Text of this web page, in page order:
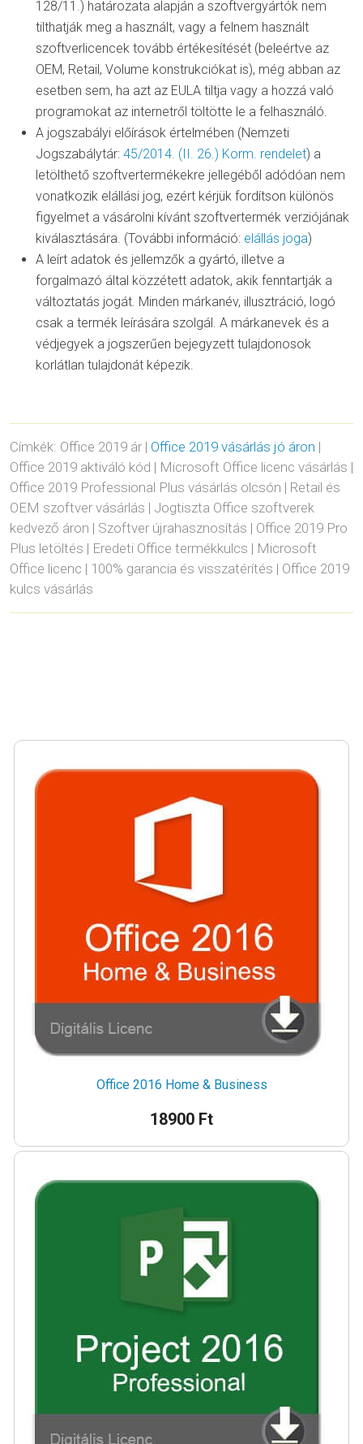
128/11.) határozata alapján a szoftvergyártók nem
tilthatják meg a használt, vagy a felnem használt
szoftverlicencek tovább értékesítését (beleértve az
OEM, Retail, Volume konstrukciókat is), még abban az
esetben sem, ha azt az EULA tiltja vagy a hozzá való
programokat az internetről töltötte le a felhasználó.
A jogszabályi előírások értelmében (Nemzeti
Jogszabálytár: 45/2014. (II. 26.) Korm. rendelet) a
letölthető szoftvertermékekre jellegéből adódóan nem
vonatkozik elállási jog, ezért kérjük fordítson különös
figyelmet a vásárolni kívánt szoftvertermék verziójának
kiválasztására. (További információ: elállás joga)
A leírt adatok és jellemzők a gyártó, illetve a
forgalmazó által közzétett adatok, akik fenntartják a
változtatás jogát. Minden márkanév, illusztráció, logó
csak a termék leírására szolgál. A márkanevek és a
védjegyek a jogszerűen bejegyzett tulajdonosok
korlátlan tulajdonát képezik.
Címkék: Office 2019 ár | Office 2019 vásárlás jó áron |
Office 2019 aktiváló kód | Microsoft Office licenc vásárlás |
Office 2019 Professional Plus vásárlás olcsón | Retail és
OEM szoftver vásárlás | Jogtiszta Office szoftverek
kedvező áron | Szoftver újrahasznosítás | Office 2019 Pro
Plus letöltés | Eredeti Office termékkulcs | Microsoft
Office licenc | 100% garancia és visszatérítés | Office 2019
kulcs vásárlás
Office 2016 Home & Business
18900 Ft